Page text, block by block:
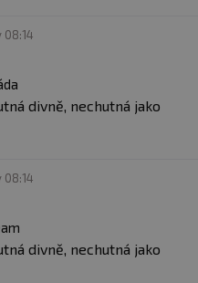
08:14
divně, nechutná jako
08:14
divně, nechutná jako